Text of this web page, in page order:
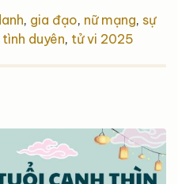
, gia đạo, nữ mạng, sự
tình duyên, tử vi 2025